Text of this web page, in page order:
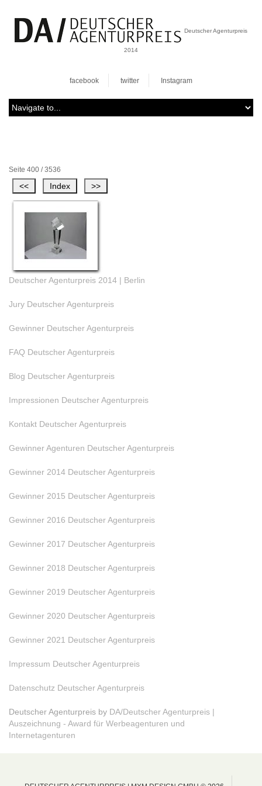
Deutscher Agenturpreis
2014
facebook twitter Instagram
Seite 400 / 3536
Deutscher Agenturpreis 2014 | Berlin
Jury Deutscher Agenturpreis
Gewinner Deutscher Agenturpreis
FAQ Deutscher Agenturpreis
Blog Deutscher Agenturpreis
Impressionen Deutscher Agenturpreis
Kontakt Deutscher Agenturpreis
Gewinner Agenturen Deutscher Agenturpreis
Gewinner 2014 Deutscher Agenturpreis
Gewinner 2015 Deutscher Agenturpreis
Gewinner 2016 Deutscher Agenturpreis
Gewinner 2017 Deutscher Agenturpreis
Gewinner 2018 Deutscher Agenturpreis
Gewinner 2019 Deutscher Agenturpreis
Gewinner 2020 Deutscher Agenturpreis
Gewinner 2021 Deutscher Agenturpreis
Impressum Deutscher Agenturpreis
Datenschutz Deutscher Agenturpreis
Deutscher Agenturpreis by DA/Deutscher Agenturpreis |
Auszeichnung - Award für Werbeagenturen und
Internetagenturen